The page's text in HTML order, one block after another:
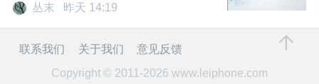
丛末 昨天 14:19
联系我们 关于我们
意见反馈
Copyright © 2011-2026 www.leiphone.com